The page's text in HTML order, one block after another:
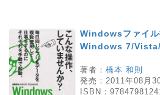
Windowsファイル
Windows 7/Vista/
著者： 橋本 和則
発売： 2011年08月
ISBN：